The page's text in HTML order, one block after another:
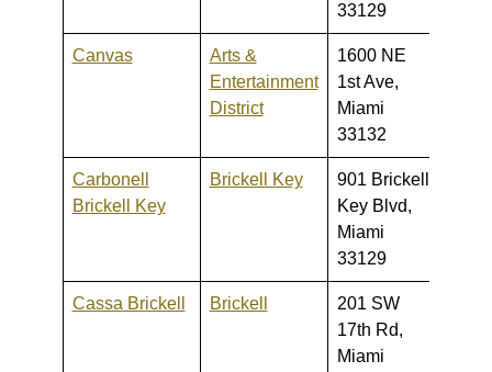
33129
Canvas
Arts &
Entertainment
District
1600 NE
1st Ave,
Miami
33132
Carbonell
Brickell Key
Brickell Key
901 Brickell
Key Blvd,
Miami
33129
Cassa Brickell Brickell
201 SW
17th Rd,
Miami